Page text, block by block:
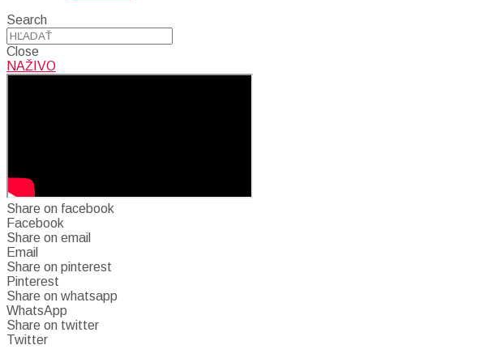
Search
Close
NAŽIVO
Share on facebook
Facebook
Share on email
Email
Share on pinterest
Pinterest
Share on whatsapp
WhatsApp
Share on twitter
Twitter